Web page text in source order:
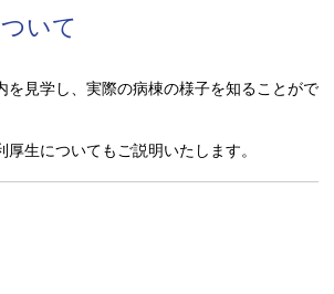
いて
を見学し、実際の病棟の様子を知ることがで
生についてもご説明いたします。